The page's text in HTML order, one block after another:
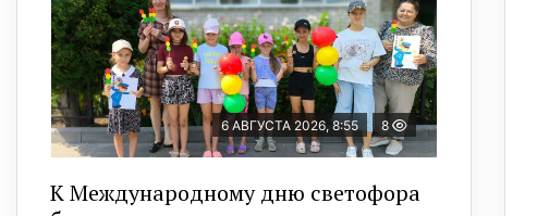
6 АВГУСТА 2026, 8:55 8
К Международному дню светофора